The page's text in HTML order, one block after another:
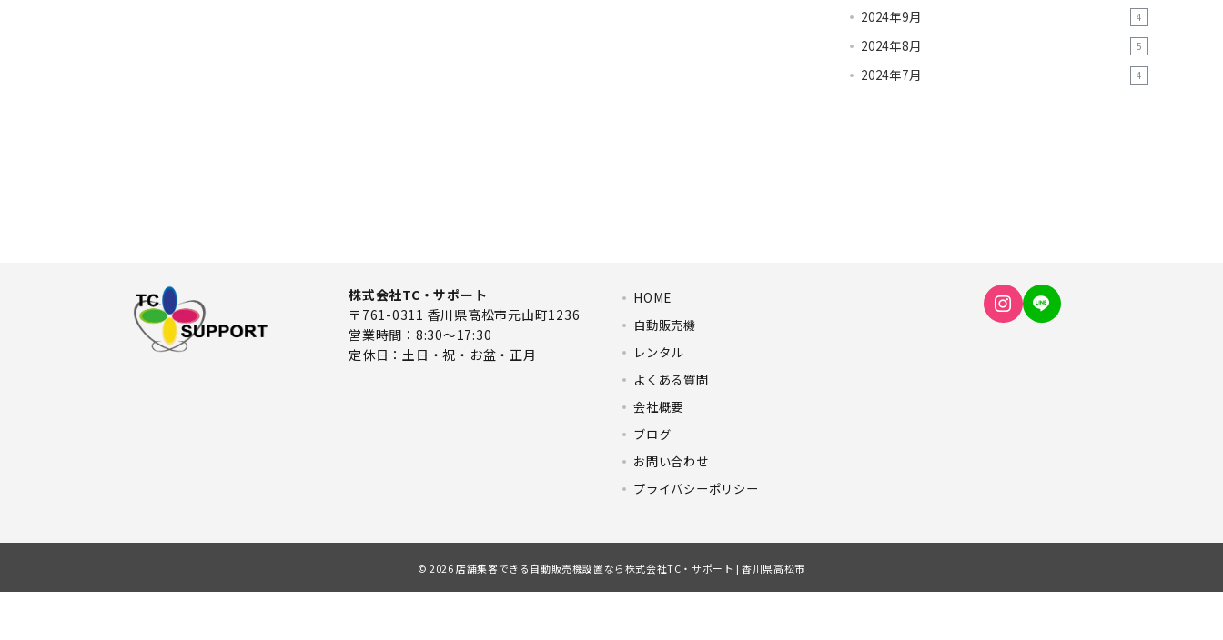
2024年9月 4
2024年8月 5
2024年7月 4
株式会社TC・サポート
〒761-0311 香川県高松市元山町1236
営業時間：8:30～17:30
定休日：土日・祝・お盆・正月
HOME
自動販売機
レンタル
よくある質問
会社概要
ブログ
お問い合わせ
プライバシーポリシー
© 2026店舗集客できる自動販売機設置なら株式会社TC・サポート | 香川県高松市